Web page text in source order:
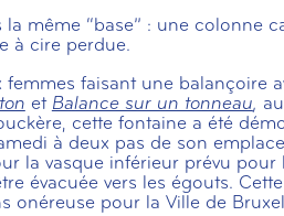
même “base” : une colonne
à cire perdue.
faisant une balançoire
et Balance sur un tonneau,
cette fontaine a été
à deux pas de son
la vasque inférieur prévu
évacuée vers les égouts.
onéreuse pour la Ville de